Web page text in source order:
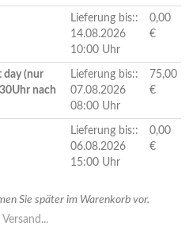
Lieferung bis::
14.08.2026
10:00 Uhr
0,00
€
day (nur
nach
Lieferung bis::
07.08.2026
08:00 Uhr
75,00
€
Lieferung bis::
06.08.2026
15:00 Uhr
0,00
€
Sie später im Warenkorb vor.